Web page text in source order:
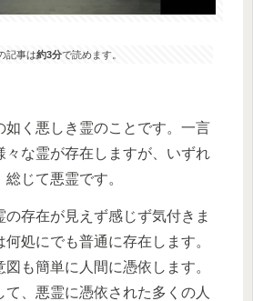
記事は約3分で読めます。
如く悪しき霊のことです。一言
々な霊が存在しますが、いずれ
じて悪霊です。
存在が見えず感じず気付きま
処にでも普通に存在します。
も簡単に人間に憑依します。
、悪霊に憑依された多くの人